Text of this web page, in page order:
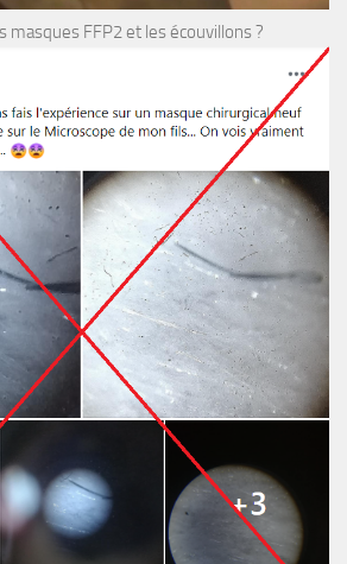
masques FFP2 et les écouvillons ?